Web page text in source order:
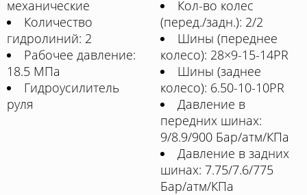
механические
Количество
гидролиний: 2
Рабочее давление:
18.5 МПа
Гидроусилитель
руля
Кол-во колес
(перед./задн.): 2/2
Шины (переднее
колесо): 28×9-15-14PR
Шины (заднее
колесо): 6.50-10-10PR
Давление в
передних шинах:
9/8.9/900 Бар/атм/КПа
Давление в задних
шинах: 7.75/7.6/775
Бар/атм/КПа